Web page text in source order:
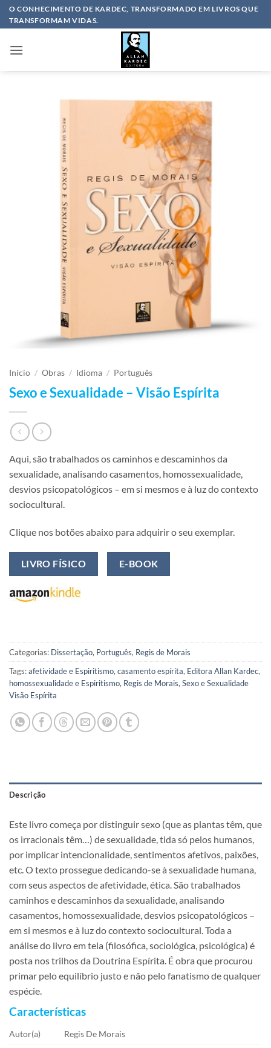
SkipO CONHECIMENTO DE KARDEC, TRANSFORMADO EM LIVROS QUE
TRANSFORMAM VIDAS.
Início / Obras / Idioma / Português
Sexo e Sexualidade – Visão Espírita
Aqui, são trabalhados os caminhos e descaminhos da
sexualidade, analisando casamentos, homossexualidade,
desvios psicopatológicos – em si mesmos e à luz do contexto
sociocultural.
Clique nos botões abaixo para adquirir o seu exemplar.
LIVRO FÍSICO E-BOOK
Categorias: Dissertação, Português, Regis de Morais
Tags:afetividade e Espiritismo, casamento espírita, Editora Allan Kardec,
homossexualidade e Espiritismo, Regis de Morais, Sexo e Sexualidade
Visão Espírita
Descrição
Este livro começa por distinguir sexo (que as plantas têm, que
os irracionais têm…) de sexualidade, tida só pelos humanos,
por implicar intencionalidade, sentimentos afetivos, paixões,
etc. O texto prossegue dedicando-se à sexualidade humana,
com seus aspectos de afetividade, ética. São trabalhados
caminhos e descaminhos da sexualidade, analisando
casamentos, homossexualidade, desvios psicopatológicos –
em si mesmos e à luz do contexto sociocultural. Toda a
análise do livro em tela (filosófica, sociológica, psicológica) é
posta nos trilhos da Doutrina Espírita. É obra que procurou
primar pelo equilíbrio justo e não pelo fanatismo de qualquer
espécie.
Características
Autor(a)
Regis De Morais